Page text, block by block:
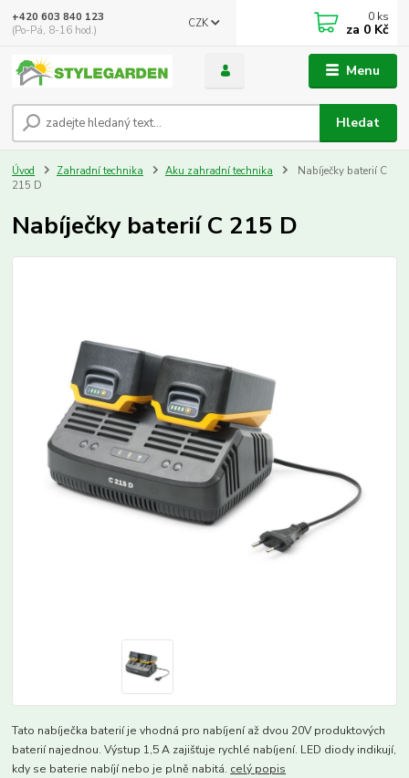
Menu
CZK
Hledat
+420 603 840 123
(Po-Pá, 8-16 hod.)
0 ks
za 0 Kč
Úvod Zahradní technika Aku zahradní technika
Nabíječky baterií C
215 D
Nabíječky baterií C 215 D
Tato nabíječka baterií je vhodná pro nabíjení až dvou 20V produktových
baterií najednou. Výstup 1,5 A zajišťuje rychlé nabíjení. LED diody indikují,
kdy se baterie nabíjí nebo je plně nabitá. celý popis